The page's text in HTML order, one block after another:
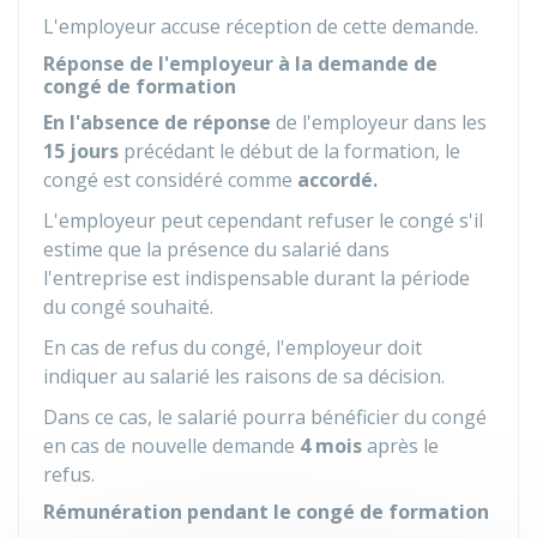
L'employeur accuse réception de cette demande.
Réponse de l'employeur à la demande de
congé de formation
En l'absence de réponse de l'employeur dans les
15 jours précédant le début de la formation, le
congé est considéré comme accordé.
L'employeur peut cependant refuser le congé s'il
estime que la présence du salarié dans
l'entreprise est indispensable durant la période
du congé souhaité.
En cas de refus du congé, l'employeur doit
indiquer au salarié les raisons de sa décision.
Dans ce cas, le salarié pourra bénéficier du congé
en cas de nouvelle demande 4 moisaprès le
refus.
Rémunération pendant le congé de formation